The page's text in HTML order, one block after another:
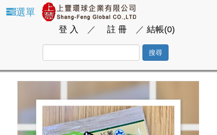
選單
登 入
／ 註 冊 ／ 結帳(0)
搜尋